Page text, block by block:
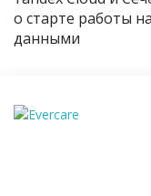
о старте работы
данными